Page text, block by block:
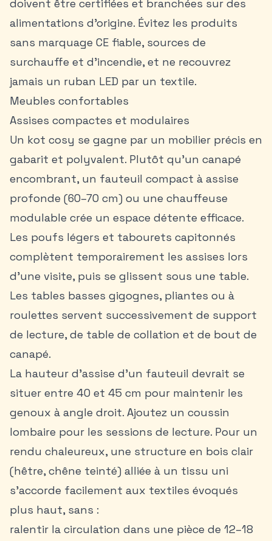
doivent être certifiées et branchées sur des
alimentations d’origine. Évitez les produits
sans marquage CE fiable, sources de
surchauffe et d’incendie, et ne recouvrez
jamais un ruban LED par un textile.
Meubles confortables
Assises compactes et modulaires
Un kot cosy se gagne par un mobilier précis en
gabarit et polyvalent. Plutôt qu’un canapé
encombrant, un fauteuil compact à assise
profonde (60–70 cm) ou une chauffeuse
modulable crée un espace détente efficace.
Les poufs légers et tabourets capitonnés
complètent temporairement les assises lors
d’une visite, puis se glissent sous une table.
Les tables basses gigognes, pliantes ou à
roulettes servent successivement de support
de lecture, de table de collation et de bout de
canapé.
La hauteur d’assise d’un fauteuil devrait se
situer entre 40 et 45 cm pour maintenir les
genoux à angle droit. Ajoutez un coussin
lombaire pour les sessions de lecture. Pour un
rendu chaleureux, une structure en bois clair
(hêtre, chêne teinté) alliée à un tissu uni
s’accorde facilement aux textiles évoqués
plus haut, sans :
ralentir la circulation dans une pièce de 12–18